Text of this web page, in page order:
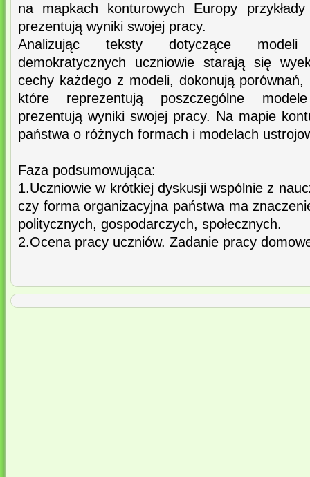
na mapkach konturowych Europy
prezentują wyniki swojej pracy.
Analizując teksty dotyczące modeli
demokratycznych uczniowie starają się
cechy każdego z modeli, dokonują porównań,
które reprezentują poszczególne
prezentują wyniki swojej pracy. Na mapie
państwa o różnych formach i modelach
Faza podsumowująca:
1.Uczniowie w krótkiej dyskusji wspólnie z
czy forma organizacyjna państwa ma
politycznych, gospodarczych, społecznych.
2.Ocena pracy uczniów. Zadanie pracy